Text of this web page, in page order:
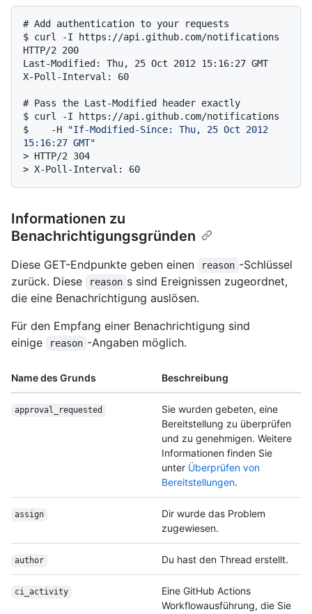
# Add authentication to your requests
$ curl -I https://api.github.com/notifications
HTTP/2 200
Last-Modified: Thu, 25 Oct 2012 15:16:27 GMT
# Pass the Last-Modified header exactly
$ curl -I https://api.github.com/notifications
$
   -H
"If-Modified-Since: Thu, 25 Oct 2012
15:16:27 GMT"
> HTTP/2 304
> X-Poll-Interval: 60
Informationen zu
Benachrichtigungsgründen
Diese GET-Endpunkte geben einen reason -Schlüssel
zurück. Diese
reason s sind Ereignissen zugeordnet,
die eine Benachrichtigung auslösen.
Für den Empfang einer Benachrichtigung sind
einige
reason -Angaben möglich.
Name des Grunds Beschreibung
approval_requested
Sie wurden gebeten, eine
Bereitstellung zu überprüfen
und zu genehmigen. Weitere
Informationen finden Sie
unter Überprüfen von
Bereitstellungen.
assign
Dir wurde das Problem
zugewiesen.
author Du hast den Thread erstellt.
ci_activity
Eine GitHub Actions
Workflowausführung, die Sie